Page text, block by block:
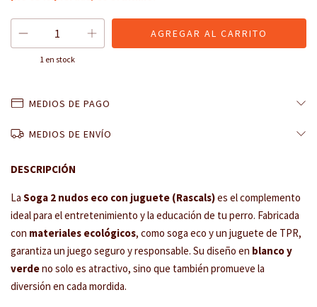
1 en stock
MEDIOS DE PAGO
MEDIOS DE ENVÍO
DESCRIPCIÓN
La Soga 2 nudos eco con juguete (Rascals)es el complemento
ideal para el entretenimiento y la educación de tu perro. Fabricada
con materiales ecológicos, como soga eco y un juguete de TPR,
garantiza un juego seguro y responsable. Su diseño en blanco y
verdeno solo es atractivo, sino que también promueve la
diversión en cada mordida.